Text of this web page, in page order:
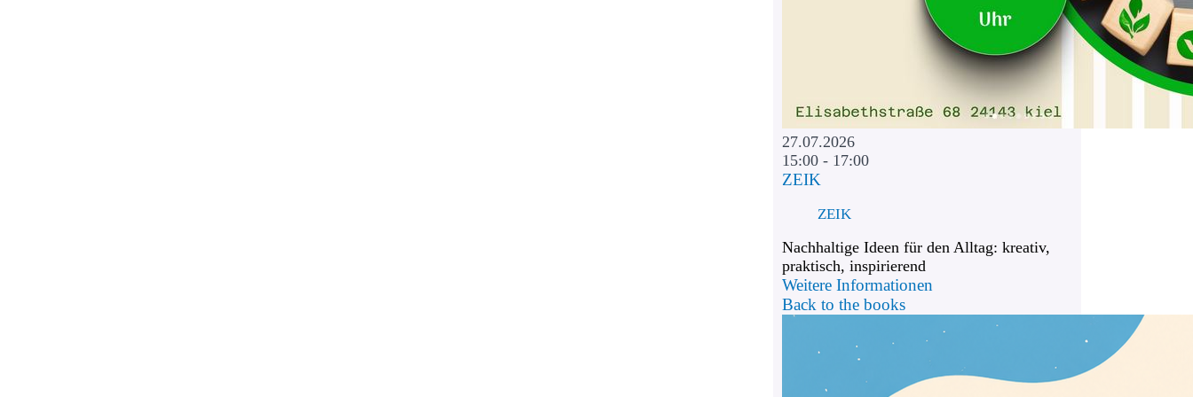
27.07.2026
15:00 - 17:00
ZEIK
ZEIK
Nachhaltige Ideen für den Alltag: kreativ,
praktisch, inspirierend
Weitere Informationen
Back to the books